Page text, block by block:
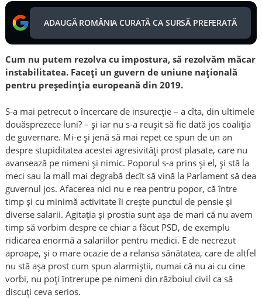
ADAUGĂ ROMÂNIA CURATĂ CA SURSĂ PREFERATĂ
Cum nu putem rezolva cu impostura, să rezolvăm măcar
instabilitatea. Faceți un guvern de uniune națională
pentru președinția europeană din 2019.
S-a mai petrecut o încercare de insurecție – a cîta, din ultimele
douăsprezece luni? – și iar nu s-a reușit să fie dată jos coaliția
de guvernare. Mi-e și jenă să mai repet ce spun de un an
despre stupiditatea acestei agresivități prost plasate, care nu
avansează pe nimeni și nimic. Poporul s-a prins și el, și stă la
meci sau la mall mai degrabă decît să vină la Parlament să dea
guvernul jos. Afacerea nici nu e rea pentru popor, că între
timp și cu minimă activitate îi crește punctul de pensie și
diverse salarii. Agitația și prostia sunt așa de mari că nu avem
timp să vorbim despre ce chiar a făcut PSD, de exemplu
ridicarea enormă a salariilor pentru medici. E de necrezut
aproape, și o mare ocazie de a relansa sănătatea, care de altfel
nu stă așa prost cum spun alarmiștii, numai că nu ai cu cine
vorbi, nu poți întrerupe pe nimeni din războiul civil ca să
discuți ceva serios.